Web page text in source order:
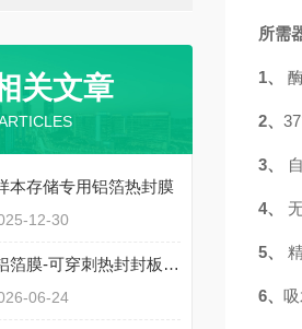
关文章
本存储专用铝箔热封膜
12-30
对于爱赛因铝箔膜-可穿刺热封封板膜你了解多少
06-24
所需
1、
2、
3、
4、
5、
6、